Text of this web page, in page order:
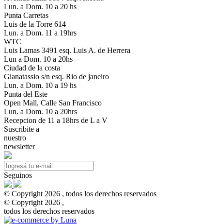
Lun. a Dom. 10 a 20 hs
Punta Carretas
Luis de la Torre 614
Lun. a Dom. 11 a 19hrs
WTC
Luis Lamas 3491 esq. Luis A. de Herrera
Lun a Dom. 10 a 20hs
Ciudad de la costa
Gianatassio s/n esq. Rio de janeiro
Lun. a Dom. 10 a 19 hs
Punta del Este
Open Mall, Calle San Francisco
Lun. a Dom. 10 a 20hrs
Recepcion de 11 a 18hrs de L a V
Suscribite a
nuestro
newsletter
Seguinos
© Copyright 2026 , todos los derechos reservados
© Copyright 2026 ,
todos los derechos reservados